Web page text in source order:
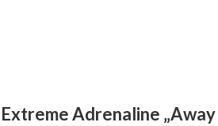
Extreme Adrenaline „Away